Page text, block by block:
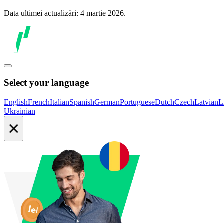
Data ultimei actualizări: 4 martie 2026.
Select your language
EnglishFrenchItalianSpanishGermanPortugueseDutchCzechLatvian
Ukrainian
×